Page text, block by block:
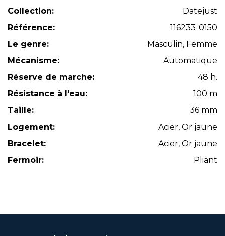
Collection:
Datejust
Référence:
116233-0150
Le genre:
Masculin, Femme
Mécanisme:
Automatique
Réserve de marche:
48 h.
Résistance à l'eau:
100 m
Taille:
36 mm
Logement:
Acier, Or jaune
Bracelet:
Acier, Or jaune
Fermoir:
Pliant